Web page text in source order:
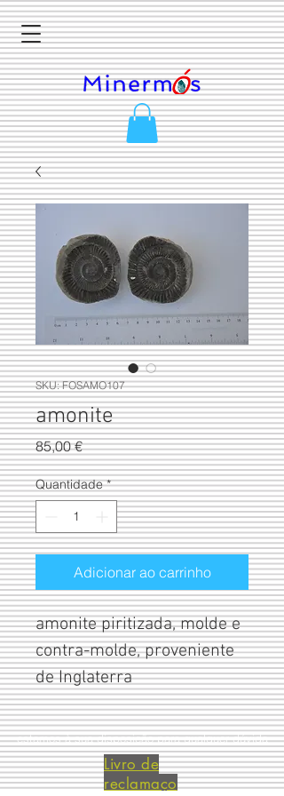
SKU: FOSAMO107
amonite
85,00 €Preço
Quantidade *
Adicionar ao carrinho
amonite piritizada, molde e
contra-molde, proveniente
de Inglaterra
estamos à sua disposição para qualquer dúvida
Livro de
reclamaço